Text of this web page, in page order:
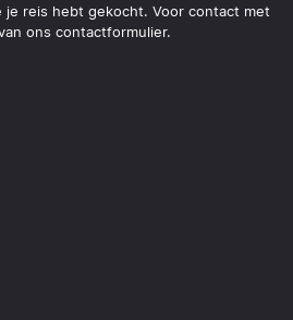
je reis hebt gekocht. Voor contact met
ons contactformulier.